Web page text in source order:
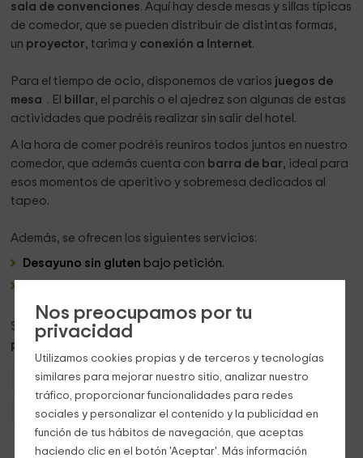
Nos preocupamos por tu
privacidad
Utilizamos cookies propias y de terceros y tecnologías
similares para mejorar nuestro sitio, analizar nuestro
tráfico, proporcionar funcionalidades para redes
sociales y personalizar el contenido y la publicidad en
función de tus hábitos de navegación, que aceptas
haciendo clic en el botón 'Aceptar'. Más información
sala de convenciones. Aquí hay desde mesas y sillas típicas
de comedor, que se pueden distribuir de distintas formas,
un proyector, tarima y conexión a Internet.
Para el tiempo de ocio, disponemos de varios juegos de
mesa . El billar, el parchís o el ajedrez son algunas de estas
actividades que podréis realizar sin salir del hotel.
A la hora de comer podréis reuniros todos juntos en nuestro
comedor, que además cuenta con barra de bar, ideal para
esos momentos de aperitivo y sobremesa dedicados al
tapeo.
Además, se ofrecen los siguientes servicios:
Desayuno sin gluten bajo petición.
desayuno incluido
Si necesitáis guardar vuestro vehículo, disponemos de un
parking
Hoteles con encanto Castilla y León Hoteles con encanto Segovia
Hoteles con encanto Sepúlveda